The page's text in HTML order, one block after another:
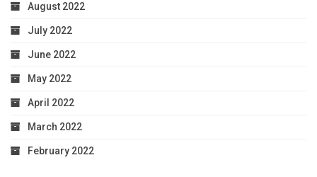
August 2022
July 2022
June 2022
May 2022
April 2022
March 2022
February 2022